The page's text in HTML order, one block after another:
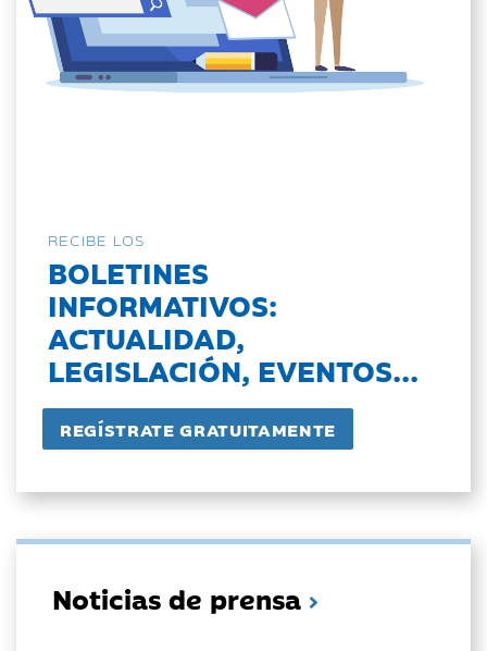
RECIBE LOS
BOLETINES
INFORMATIVOS:
ACTUALIDAD,
LEGISLACIÓN, EVENTOS...
Noticias de prensa